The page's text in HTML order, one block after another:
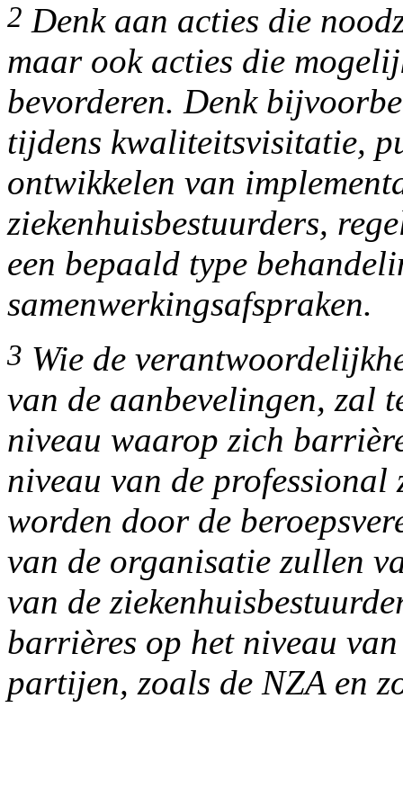
2 Denk aan acties die
maar ook acties die
bevorderen. Denk
tijdens kwaliteitsvisitatie,
ontwikkelen van
ziekenhuisbestuurders,
een bepaald type
samenwerkingsafspraken.
3 Wie de
van de aanbevelingen, zal
niveau waarop zich
niveau van de professional
worden door de
van de organisatie zullen
van de
barrières op het niveau
partijen, zoals de NZA en